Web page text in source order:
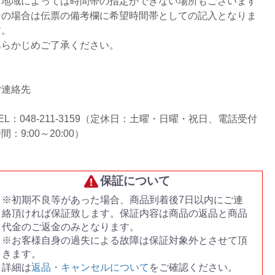
場合は伝票の備考欄に希望時間帯としての記入となりま
かじめご了承ください。
絡先
：048-211-3159（定休日：土曜・日曜・祝日、電話受付
：9:00～20:00）
保証について
※初期不良等があった場合、商品到着後7日以内にご連
絡頂ければ保証致します。保証内容は商品の返品と商品
代金のご返金のみとなります。
※お客様自身の過失による故障は保証対象外とさせて頂
きます。
詳細は返品・キャンセルについて をご確認ください。